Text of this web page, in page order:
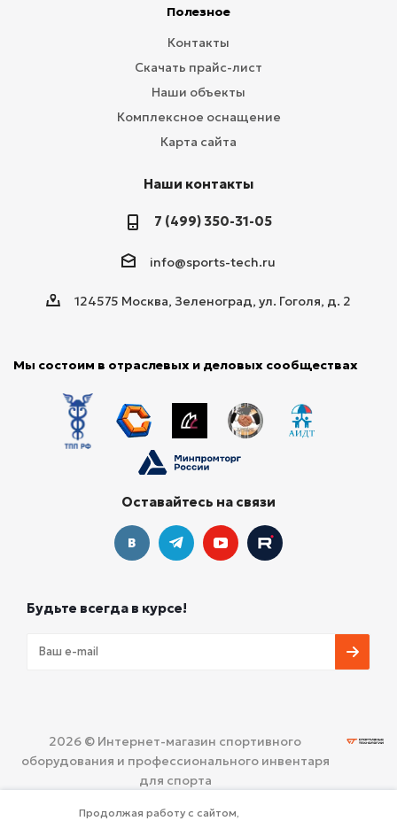
Полезное
Контакты
Скачать прайс-лист
Наши объекты
Комплексное оснащение
Карта сайта
Наши контакты
7 (499) 350-31-05
info@sports-tech.ru
124575 Москва, Зеленоград, ул. Гоголя, д. 2
Мы состоим в отраслевых и деловых сообществах
Оставайтесь на связи
Будьте всегда в курсе!
2026 © Интернет-магазин спортивного
оборудования и профессионального инвентаря
для спорта
Продолжая работу с сайтом,